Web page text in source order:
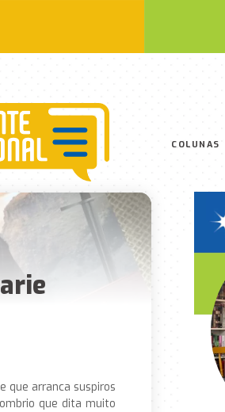
COLUNAS
que arranca suspiros
que dita muito